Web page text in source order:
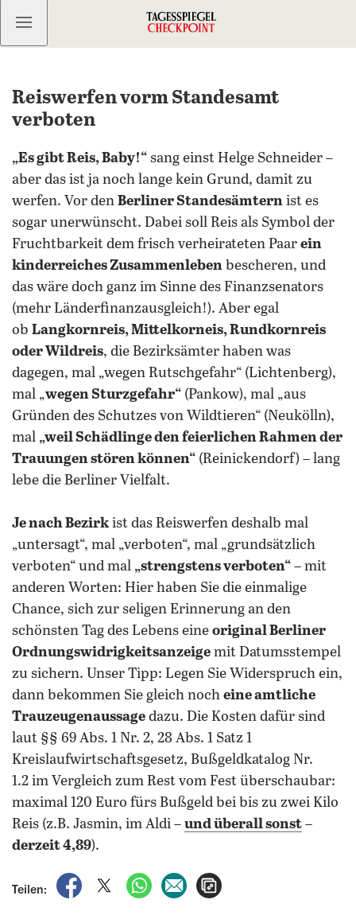
Kostenlos anmelden
Reiswerfen vorm Standesamt
verboten
„Es gibt Reis, Baby!“ sang einst Helge Schneider –
aber das ist ja noch lange kein Grund, damit zu
werfen. Vor den Berliner Standesämtern ist es
sogar unerwünscht. Dabei soll Reis als Symbol der
Fruchtbarkeit dem frisch verheirateten Paar ein
kinderreiches Zusammenleben bescheren, und
das wäre doch ganz im Sinne des Finanzsenators
(mehr Länderfinanzausgleich!). Aber egal
ob Langkornreis, Mittelkorneis, Rundkornreis
oder Wildreis, die Bezirksämter haben was
dagegen, mal „wegen Rutschgefahr“ (Lichtenberg),
mal „wegen Sturzgefahr“ (Pankow), mal „aus
Gründen des Schutzes von Wildtieren“ (Neukölln),
mal „weil Schädlinge den feierlichen Rahmen der
Trauungen stören können“ (Reinickendorf) – lang
lebe die Berliner Vielfalt.
Je nach Bezirkist das Reiswerfen deshalb mal
„untersagt“, mal „verboten“, mal „grundsätzlich
verboten“ und mal „strengstens verboten“ – mit
anderen Worten: Hier haben Sie die einmalige
Chance, sich zur seligen Erinnerung an den
schönsten Tag des Lebens eine original Berliner
Ordnungswidrigkeitsanzeige mit Datumsstempel
zu sichern. Unser Tipp: Legen Sie Widerspruch ein,
dann bekommen Sie gleich noch eine amtliche
Trauzeugenaussage dazu. Die Kosten dafür sind
laut §§ 69 Abs. 1 Nr. 2, 28 Abs. 1 Satz 1
Kreislaufwirtschaftsgesetz, Bußgeldkatalog Nr.
1.2 im Vergleich zum Rest vom Fest überschaubar:
maximal 120 Euro fürs Bußgeld bei bis zu zwei Kilo
Reis (z.B. Jasmin, im Aldi – und überall sonst –
derzeit 4,89).
Teilen:
auf Facebook teilen
auf X teilenper WhatsApp teilen
per E-Mail teilen